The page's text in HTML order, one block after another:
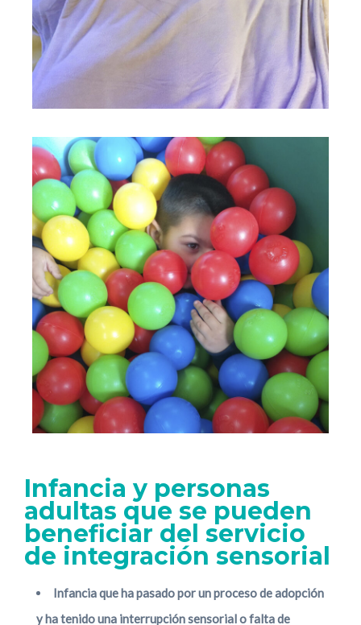
Infancia y personas
adultas que se pueden
beneficiar del servicio
de integración sensorial
Infancia que ha pasado por un proceso de adopción
y ha tenido una interrupción sensorial o falta de